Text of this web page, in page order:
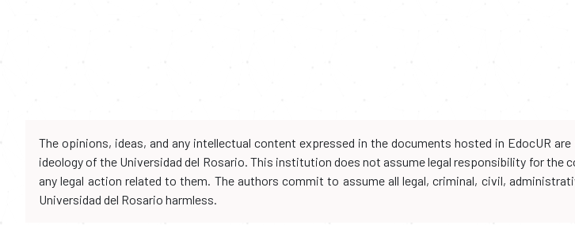
The opinions, ideas, and any intellectual content expressed in the documents hosted in EdocUR
ideology of the Universidad del Rosario. This institution does not assume legal responsibility for
any legal action related to them. The authors commit to assume all legal, criminal, civil,
Universidad del Rosario harmless.